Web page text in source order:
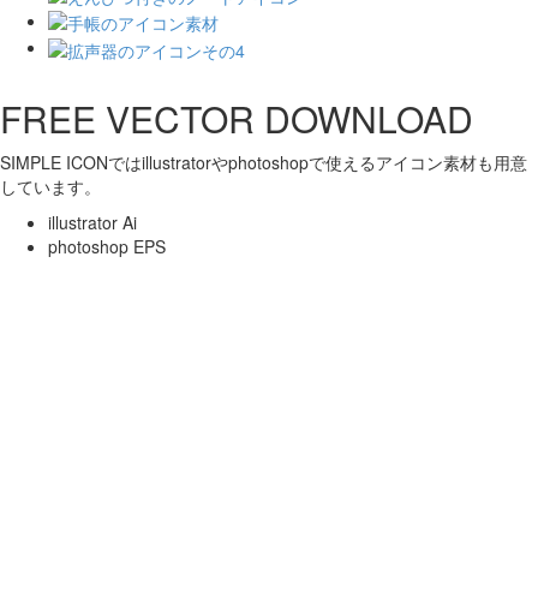
FREE VECTOR DOWNLOAD
SIMPLE ICONではillustratorやphotoshopで使えるアイコン素材も用意
しています。
illustrator Ai
photoshop EPS